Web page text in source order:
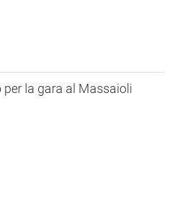
la gara al Massaioli